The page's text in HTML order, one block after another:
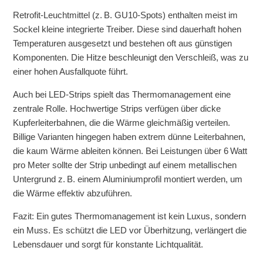
Retrofit-Leuchtmittel (z. B. GU10-Spots) enthalten meist im
Sockel kleine integrierte Treiber. Diese sind dauerhaft hohen
Temperaturen ausgesetzt und bestehen oft aus günstigen
Komponenten. Die Hitze beschleunigt den Verschleiß, was zu
einer hohen Ausfallquote führt.
Auch bei LED-Strips spielt das Thermomanagement eine
zentrale Rolle. Hochwertige Strips verfügen über dicke
Kupferleiterbahnen, die die Wärme gleichmäßig verteilen.
Billige Varianten hingegen haben extrem dünne Leiterbahnen,
die kaum Wärme ableiten können. Bei Leistungen über 6 Watt
pro Meter sollte der Strip unbedingt auf einem metallischen
Untergrund z. B. einem Aluminiumprofil montiert werden, um
die Wärme effektiv abzuführen.
Fazit: Ein gutes Thermomanagement ist kein Luxus, sondern
ein Muss. Es schützt die LED vor Überhitzung, verlängert die
Lebensdauer und sorgt für konstante Lichtqualität.